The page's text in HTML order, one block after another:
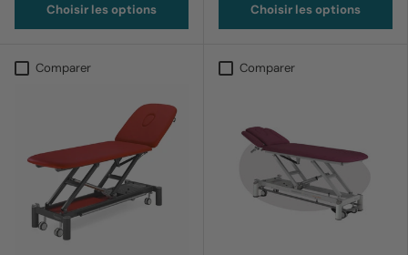
Choisir les options Choisir les options
Comparer Comparer